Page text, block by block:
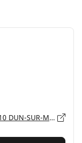
1 Rue du Faubourg Saint-Martin, 55110 DUN-SUR-MEUSE